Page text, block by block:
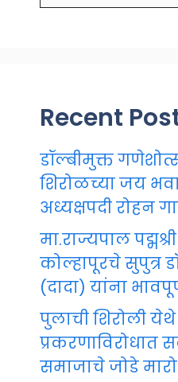
Recent
डॉल्बीमुक्त
शिरोळच्या जय
अध्यक्षपदी रोहन
मा.राज्यपाल
कोल्हापूरचे सुपुत्र
(दादा) यांना
पुलाची शिरोली
प्रकरणाविरोधात
समाजाचे जोडे